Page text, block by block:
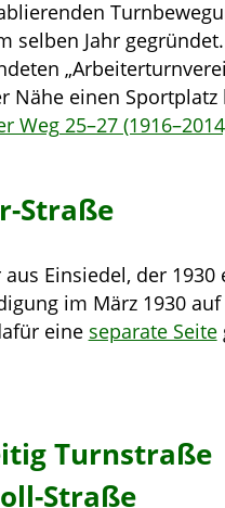
selben Jahr gegründet.
Nähe einen Sportplatz
Weg 25–27
Straße
Einsiedel, der
im März 1930
eine separate Seite
Turnstraße
Straße